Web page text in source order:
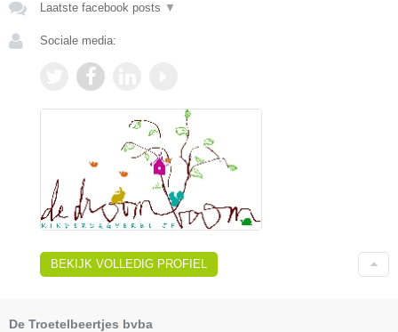
Laatste facebook posts ▼
Sociale media:
BEKIJK VOLLEDIG PROFIEL
De Troetelbeertjes bvba